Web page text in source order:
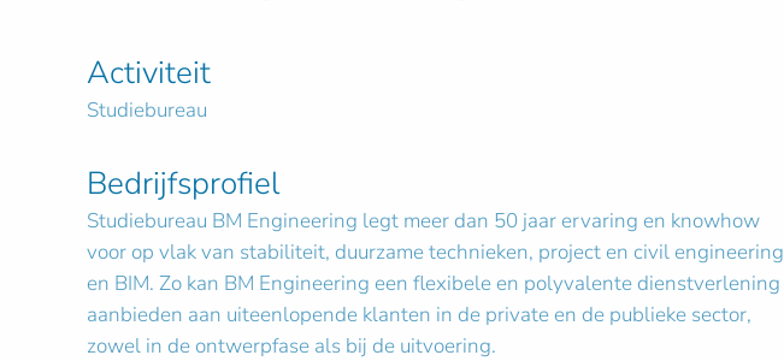
Activiteit
Studiebureau
Bedrijfsprofiel
Studiebureau BM Engineering legt meer dan 50 jaar ervaring en knowhow
voor op vlak van stabiliteit, duurzame technieken, project en civil engineering
en BIM. Zo kan BM Engineering een flexibele en polyvalente dienstverlening
aanbieden aan uiteenlopende klanten in de private en de publieke sector,
zowel in de ontwerpfase als bij de uitvoering.